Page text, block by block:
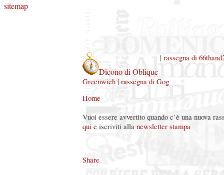
sitemap
Dicono di Oblique
| rassegna di
Greenwich | rassegna di Gog
Home
Vuoi essere avvertito quando c’è una nuova
qui e iscriviti alla newsletter stampa
Share